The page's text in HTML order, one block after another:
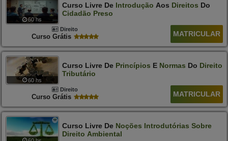
60 hs
Curso Livre De Introdução Aos Direitos Do
Cidadão Preso
Direito
Curso Grátis MATRICULAR
60 hs
Curso Livre De Princípios E Normas Do Direito
Tributário
Direito
Curso Grátis MATRICULAR
Curso Livre De Noções Introdutórias Sobre
Direito Ambiental